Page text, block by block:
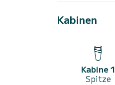
Kabinen
Kabine 1
Spitze